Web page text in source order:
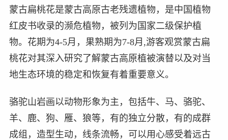
蒙古扁桃花是蒙古高原古老残遗植物，是中国植物
红皮书收录的濒危植物，被列为国家二级保护植
物。花期为4-5月，果熟期为7-8月,游客观赏蒙古扁
桃花对其深入研究了解蒙古高原植被演替以及对当
地生态环境的稳定和恢复有着重要意义。
骆驼山岩画以动物形象为主，包括牛、马、骆驼、
羊、鹿、狗、雁、狼等，有的独立分散，有的成群
成组，造型生动，线条流畅，可以用心感受着远古